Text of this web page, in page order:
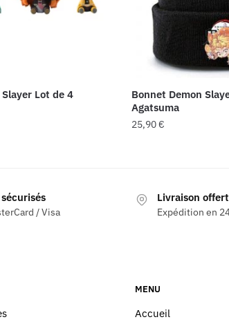
Lot de 4
Bonnet Demon
Agatsuma
25,90€
/ Visa
Livraison
Expédition en
MENU
Accueil